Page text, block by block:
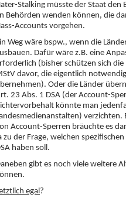
Stalking müsste der Staat den
Behörden wenden können, die
Accounts vorgehen.
Weg wäre bspw., wenn die
Dafür wäre z.B. eine
(bisher schützen sich
davor, die eigentlich
Oder die Länder
23 Abs. 1 DSA (der Account-
könnte man
Account-Sperren bräuchte es
zu der Frage, welchen
haben soll.
gibt es noch viele weitere
egal?